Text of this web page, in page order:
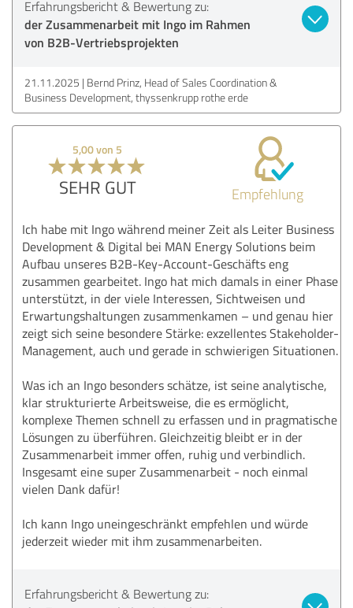
Erfahrungsbericht & Bewertung zu:
der Zusammenarbeit mit Ingo im Rahmen
von B2B-Vertriebsprojekten
21.11.2025 Bernd Prinz, Head of Sales Coordination &
Business Development, thyssenkrupp rothe erde
5,00 von 5
SEHR GUT Empfehlung
Ich habe mit Ingo während meiner Zeit als Leiter Business
Development & Digital bei MAN Energy Solutions beim
Aufbau unseres B2B-Key-Account-Geschäfts eng
zusammen gearbeitet. Ingo hat mich damals in einer Phase
unterstützt, in der viele Interessen, Sichtweisen und
Erwartungshaltungen zusammenkamen – und genau hier
zeigt sich seine besondere Stärke: exzellentes Stakeholder-
Management, auch und gerade in schwierigen Situationen.
Was ich an Ingo besonders schätze, ist seine analytische,
klar strukturierte Arbeitsweise, die es ermöglicht,
komplexe Themen schnell zu erfassen und in pragmatische
Lösungen zu überführen. Gleichzeitig bleibt er in der
Zusammenarbeit immer offen, ruhig und verbindlich.
Insgesamt eine super Zusammenarbeit - noch einmal
vielen Dank dafür!
Ich kann Ingo uneingeschränkt empfehlen und würde
jederzeit wieder mit ihm zusammenarbeiten.
Erfahrungsbericht & Bewertung zu: